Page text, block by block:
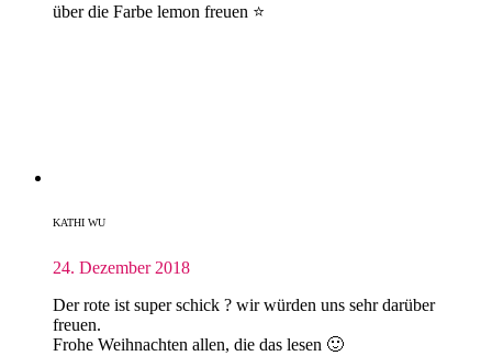
über die Farbe lemon freuen ⭐️
KATHI WU
24. Dezember 2018
Der rote ist super schick ? wir würden uns sehr darüber
freuen.
Frohe Weihnachten allen, die das lesen 🙂